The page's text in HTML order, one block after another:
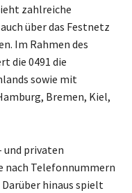
zahlreiche
über das Festnetz
Im Rahmen des
die 0491 die
sowie mit
Bremen, Kiel,
und privaten
nach Telefonnummern
hinaus spielt